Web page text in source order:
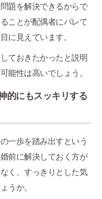
題を解決できるからで
ことが配偶者にバレて
に見えています。
ておきたかったと説明
能性は高いでしょう。
的にもスッキリする
一歩を踏み出すという
前に解決しておく方が
く、すっきりとした気
うか。